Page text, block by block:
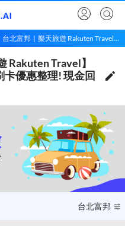
【台北富邦信用卡｜樂天旅遊 Rakuten Travel】2026年8月最新推薦｜每張刷卡優惠整理! 現金回饋最優1%
台北富邦
台北富邦｜樂天旅遊 Rakuten Travel信用卡推薦
Rakuten Travel】
優惠整理! 現金回
台北富邦